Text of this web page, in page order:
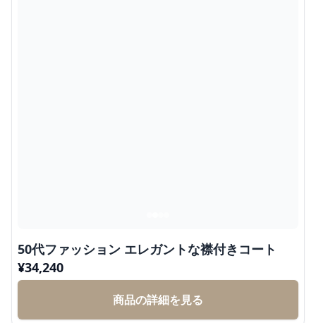
50代ファッション エレガントな襟付きコート
¥34,240
商品の詳細を見る